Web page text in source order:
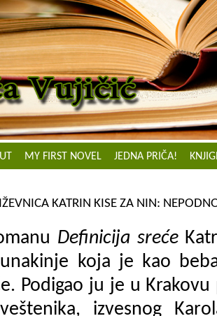
MY FIRST NOVEL JEDNA PRIČA!
KATRIN KISE ZA NIN:
Definicija sreće
koja je kao
Podigao ju je u
izvesnog